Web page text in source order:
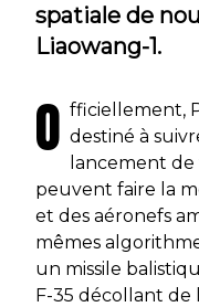
spatiale de
Liaowang-1.
O fficiellement,
destiné à
lancement de
peuvent faire la
et des aéronefs
mêmes
un missile
F-35 décollant de